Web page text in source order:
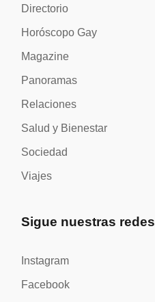
Directorio
Horóscopo Gay
Magazine
Panoramas
Relaciones
Salud y Bienestar
Sociedad
Viajes
Sigue nuestras redes
Instagram
Facebook